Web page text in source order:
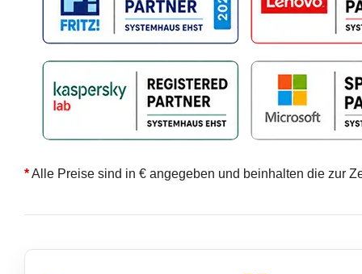
*Alle Preise sind in € angegeben und beinhalten die zur